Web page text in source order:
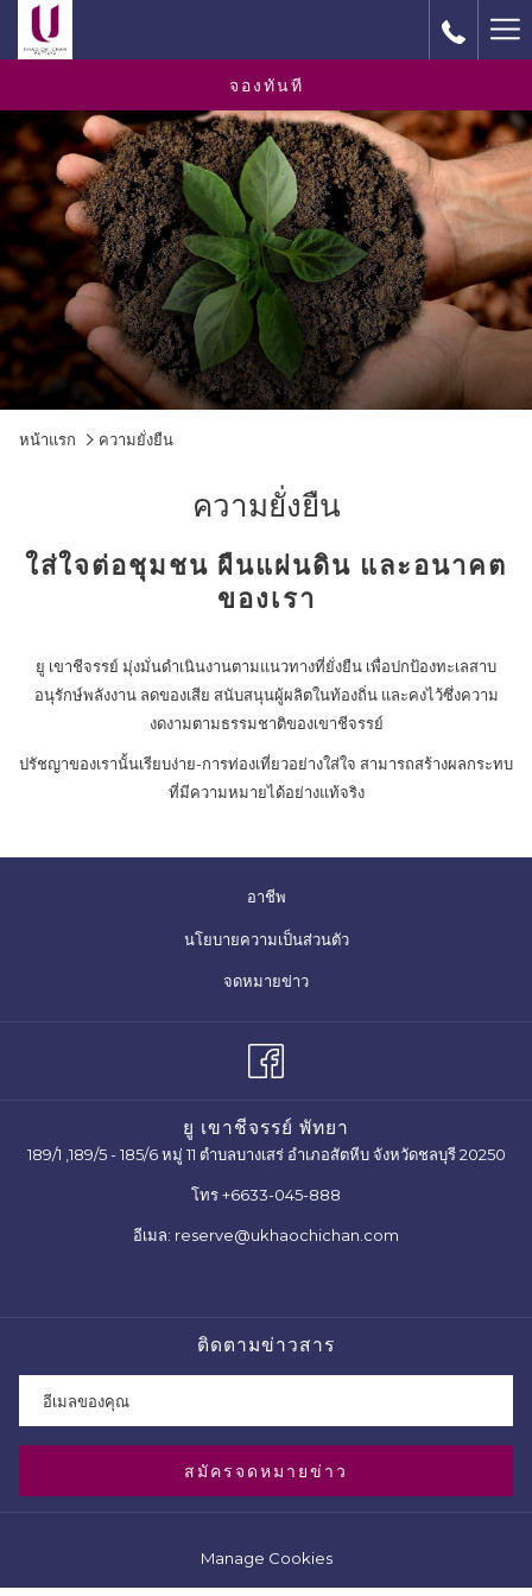
จองทันที
หน้าแรก ความยั่งยืน
ความยั่งยืน
ใส่ใจต่อชุมชน ผืนแผ่นดิน และอนาคต
ของเรา
ยู เขาชีจรรย์ มุ่งมั่นดำเนินงานตามแนวทางที่ยั่งยืน เพื่อปกป้องทะเลสาบ
อนุรักษ์พลังงาน ลดของเสีย สนับสนุนผู้ผลิตในท้องถิ่น และคงไว้ซึ่งความ
งดงามตามธรรมชาติของเขาชีจรรย์
ปรัชญาของเรานั้นเรียบง่าย-การท่องเที่ยวอย่างใส่ใจ สามารถสร้างผลกระทบ
ที่มีความหมายได้อย่างแท้จริง
อาชีพ
นโยบายความเป็นส่วนตัว
จดหมายข่าว
ยู เขาชีจรรย์ พัทยา
189/1 ,189/5 - 185/6 หมู่ 11 ตำบลบางเสร่ อำเภอสัตหีบ จังหวัดชลบุรี 20250
โทร+6633-045-888
อีเมล: reserve@ukhaochichan.com
ติดตามข่าวสาร
สมัครจดหมายข่าว
Manage Cookies